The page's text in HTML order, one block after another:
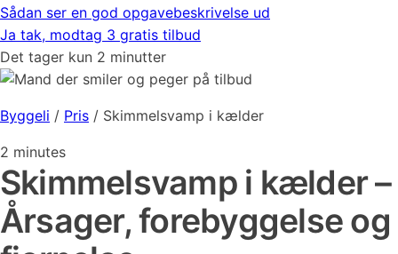
Sådan ser en god opgavebeskrivelse ud
Ja tak, modtag 3 gratis tilbud
Det tager kun 2 minutter
Byggeli / Pris / Skimmelsvamp i kælder
2 minutes
Skimmelsvamp i kælder –
Årsager, forebyggelse og